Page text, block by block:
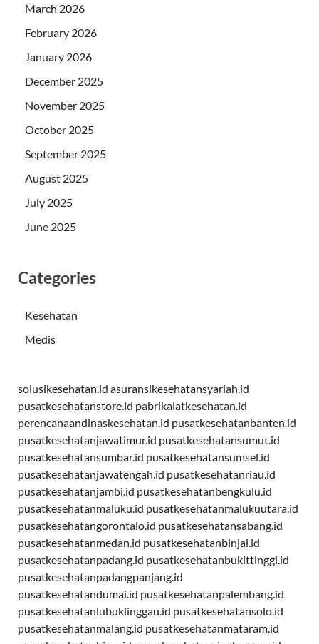
March 2026
February 2026
January 2026
December 2025
November 2025
October 2025
September 2025
August 2025
July 2025
June 2025
Categories
Kesehatan
Medis
solusikesehatan.id asuransikesehatansyariah.id
pusatkesehatanstore.id pabrikalatkesehatan.id
perencanaandinaskesehatan.id pusatkesehatanbanten.id
pusatkesehatanjawatimur.id pusatkesehatansumut.id
pusatkesehatansumbar.id pusatkesehatansumsel.id
pusatkesehatanjawatengah.id pusatkesehatanriau.id
pusatkesehatanjambi.id pusatkesehatanbengkulu.id
pusatkesehatanmaluku.id pusatkesehatanmalukuutara.id
pusatkesehatangorontalo.id pusatkesehatansabang.id
pusatkesehatanmedan.id pusatkesehatanbinjai.id
pusatkesehatanpadang.id pusatkesehatanbukittinggi.id
pusatkesehatanpadangpanjang.id
pusatkesehatandumai.id pusatkesehatanpalembang.id
pusatkesehatanlubuklinggau.id pusatkesehatansolo.id
pusatkesehatanmalang.id pusatkesehatanmataram.id